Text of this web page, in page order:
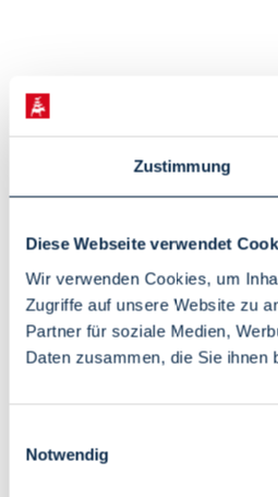
Zustimmung
Diese Webseite verwendet
Wir verwenden Cookies, um
Zugriffe auf unsere Website zu
Partner für soziale Medien,
Daten zusammen, die Sie ihnen
Notwendig